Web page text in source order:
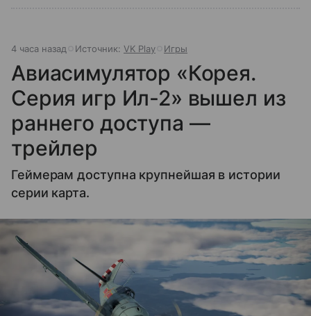
4 часа назад Источник: VK Play Игры
Авиасимулятор «Корея.
Серия игр Ил-2» вышел из
раннего доступа —
трейлер
Геймерам доступна крупнейшая в истории
серии карта.